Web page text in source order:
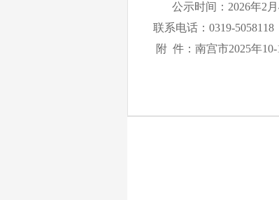
公示时间： 2026年2
联系电话： 0319-5058118
附 件： 南宫市2025年